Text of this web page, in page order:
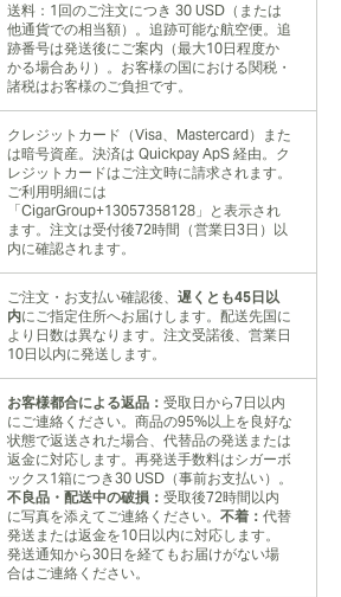
送料：1回のご注文につき 30 USD（または
他通貨での相当額）。追跡可能な航空便。追
跡番号は発送後にご案内（最大10日程度か
かる場合あり）。お客様の国における関税・
諸税はお客様のご負担です。
クレジットカード（Visa、Mastercard）また
は暗号資産。決済は Quickpay ApS 経由。ク
レジットカードはご注文時に請求されます。
ご利用明細には
「CigarGroup+13057358128」と表示され
ます。注文は受付後72時間（営業日3日）以
内に確認されます。
ご注文・お支払い確認後、 遅くとも45日以
内にご指定住所へお届けします。配送先国に
より日数は異なります。注文受諾後、営業日
10日以内に発送します。
お客様都合による返品： 受取日から7日以内
にご連絡ください。商品の95%以上を良好な
状態で返送された場合、代替品の発送または
返金に対応します。再発送手数料はシガーボ
ックス1箱につき30 USD（事前お支払い）。
不良品・配送中の破損： 受取後72時間以内
に写真を添えてご連絡ください。 不着： 代替
発送または返金を10日以内に対応します。
発送通知から30日を経てもお届けがない場
合はご連絡ください。